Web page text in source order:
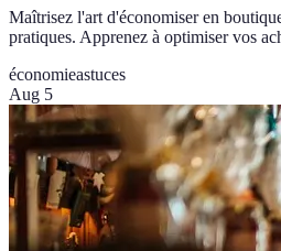
Maîtrisez l'art d'économiser en
pratiques. Apprenez à optimiser vos
économieastuces
Aug 5